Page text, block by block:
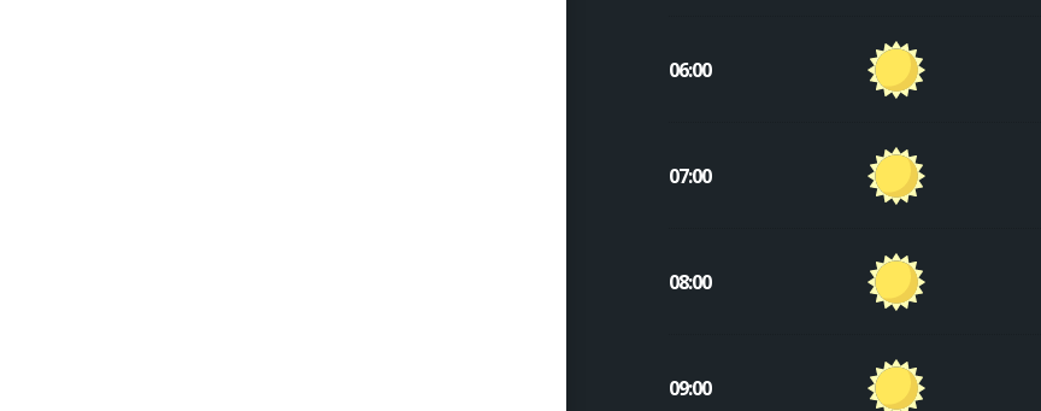
06:00
07:00
08:00
09:00